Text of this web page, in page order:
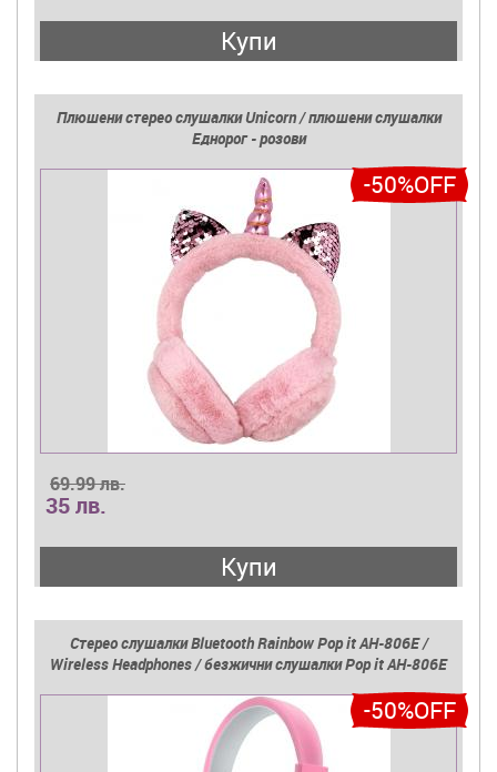
Купи
Плюшени стерео слушалки Unicorn / плюшени слушалки
Еднорог - розови
-50%OFF
69.99 лв.
35 лв.
Купи
Стерео слушалки Bluetooth Rainbow Pop it AH-806E /
Wireless Headphones / безжични слушалки Pop it AH-806E
-50%OFF